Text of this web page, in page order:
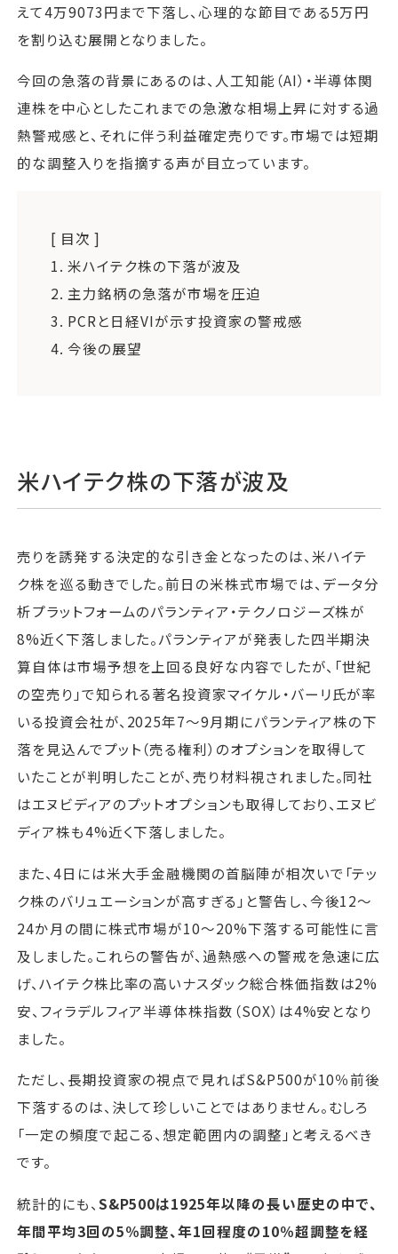
えて4万9073円まで下落し、心理的な節目である5万円
を割り込む展開となりました。
今回の急落の背景にあるのは、人工知能（AI）・半導体関
連株を中心としたこれまでの急激な相場上昇に対する過
熱警戒感と、それに伴う利益確定売りです。市場では短期
的な調整入りを指摘する声が目立っています。
[ 目次 ]
1. 米ハイテク株の下落が波及
2. 主力銘柄の急落が市場を圧迫
3. PCRと日経VIが示す投資家の警戒感
4. 今後の展望
米ハイテク株の下落が波及
売りを誘発する決定的な引き金となったのは、米ハイテ
ク株を巡る動きでした。前日の米株式市場では、データ分
析プラットフォームのパランティア・テクノロジーズ株が
8%近く下落しました。パランティアが発表した四半期決
算自体は市場予想を上回る良好な内容でしたが、「世紀
の空売り」で知られる著名投資家マイケル・バーリ氏が率
いる投資会社が、2025年7～9月期にパランティア株の下
落を見込んでプット（売る権利）のオプションを取得して
いたことが判明したことが、売り材料視されました。同社
はエヌビディアのプットオプションも取得しており、エヌビ
ディア株も4%近く下落しました。
また、4日には米大手金融機関の首脳陣が相次いで「テッ
ク株のバリュエーションが高すぎる」と警告し、今後12～
24か月の間に株式市場が10～20%下落する可能性に言
及しました。これらの警告が、過熱感への警戒を急速に広
げ、ハイテク株比率の高いナスダック総合株価指数は2%
安、フィラデルフィア半導体株指数（SOX）は4%安となり
ました。
ただし、長期投資家の視点で見ればS&P500が10％前後
下落するのは、決して珍しいことではありません。むしろ
「一定の頻度で起こる、想定範囲内の調整」と考えるべき
です。
統計的にも、 S&P500は1925年以降の長い歴史の中で、
年間平均3回の5％調整、年1回程度の10％超調整を経